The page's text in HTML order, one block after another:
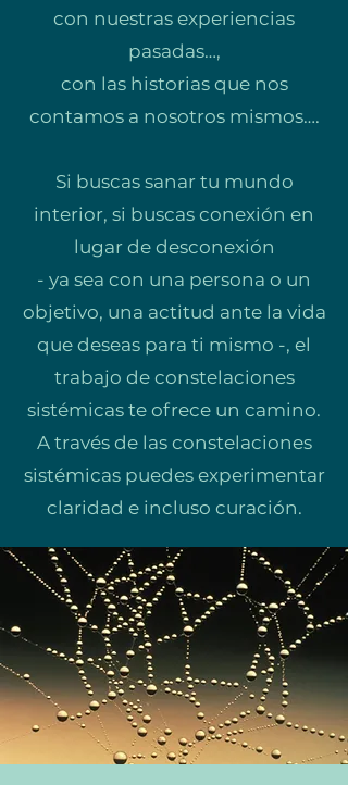
con nuestras experiencias
pasadas…,
con las historias que nos
contamos a nosotros mismos….
Si buscas sanar tu mundo
interior, si buscas conexión en
lugar de desconexión
- ya sea con una persona o un
objetivo, una actitud ante la vida
que deseas para ti mismo -, el
trabajo de constelaciones
sistémicas te ofrece un camino.
A través de las constelaciones
sistémicas puedes experimentar
claridad e incluso curación.